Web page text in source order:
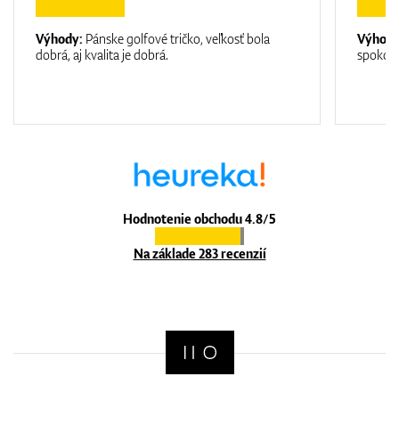
Hodnotenie obchodu 4.8/5
Na základe 283 recenzií
Výhody: Pánske golfové tričko, veľkosť bola
dobrá, aj kvalita je dobrá.